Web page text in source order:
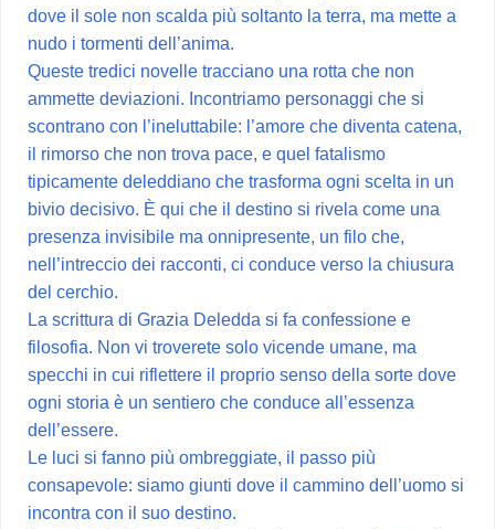
dove il sole non scalda più soltanto la terra, ma mette a
nudo i tormenti dell’anima.
Queste tredici novelle tracciano una rotta che non
ammette deviazioni. Incontriamo personaggi che si
scontrano con l’ineluttabile: l’amore che diventa catena,
il rimorso che non trova pace, e quel fatalismo
tipicamente deleddiano che trasforma ogni scelta in un
bivio decisivo. È qui che il destino si rivela come una
presenza invisibile ma onnipresente, un filo che,
nell’intreccio dei racconti, ci conduce verso la chiusura
del cerchio.
La scrittura di Grazia Deledda si fa confessione e
filosofia. Non vi troverete solo vicende umane, ma
specchi in cui riflettere il proprio senso della sorte dove
ogni storia è un sentiero che conduce all’essenza
dell’essere.
Le luci si fanno più ombreggiate, il passo più
consapevole: siamo giunti dove il cammino dell’uomo si
incontra con il suo destino.